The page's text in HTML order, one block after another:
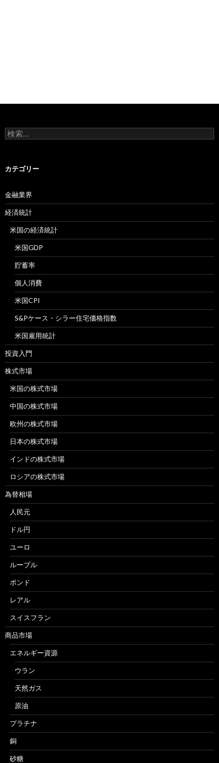
検
索:
カテゴリー
金融業界
経済統計
米国の経済統計
米国GDP
貯蓄率
個人消費
米国CPI
S&Pケース・シラー住宅価格指数
米国雇用統計
投資入門
株式市場
米国の株式市場
中国の株式市場
欧州の株式市場
日本の株式市場
インドの株式市場
ロシアの株式市場
為替相場
人民元
ドル円
ユーロ
ルーブル
ポンド
レアル
スイスフラン
商品市場
エネルギー資源
ウラン
天然ガス
原油
プラチナ
銅
砂糖